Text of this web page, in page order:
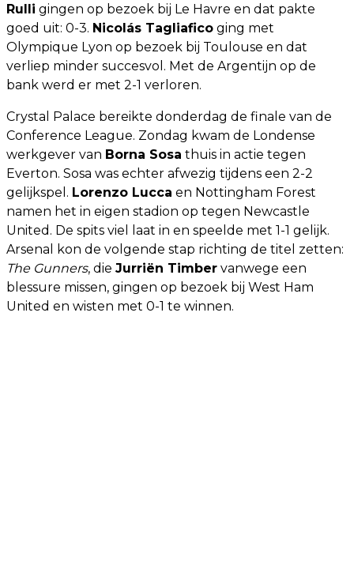
Rulli gingen op bezoek bij Le Havre en dat pakte
goed uit: 0-3. Nicolás Tagliafico ging met
Olympique Lyon op bezoek bij Toulouse en dat
verliep minder succesvol. Met de Argentijn op de
bank werd er met 2-1 verloren.
Crystal Palace bereikte donderdag de finale van de
Conference League. Zondag kwam de Londense
werkgever van Borna Sosa thuis in actie tegen
Everton. Sosa was echter afwezig tijdens een 2-2
gelijkspel. Lorenzo Lucca en Nottingham Forest
namen het in eigen stadion op tegen Newcastle
United. De spits viel laat in en speelde met 1-1 gelijk.
Arsenal kon de volgende stap richting de titel zetten:
The Gunners, die Jurriën Timber vanwege een
blessure missen, gingen op bezoek bij West Ham
United en wisten met 0-1 te winnen.